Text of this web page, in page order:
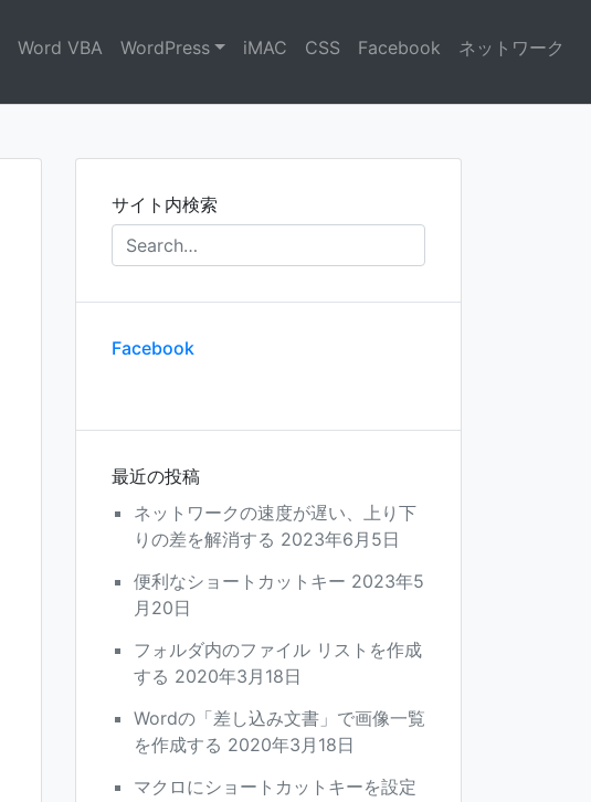
Word VBA WordPress iMAC CSS Facebook ネットワーク
サイト内検索
Facebook
最近の投稿
ネットワークの速度が遅い、上り下
りの差を解消する 2023年6月5日
便利なショートカットキー 2023年5
月20日
フォルダ内のファイル リストを作成
する 2020年3月18日
Wordの「差し込み文書」で画像一覧
を作成する 2020年3月18日
マクロにショートカットキーを設定